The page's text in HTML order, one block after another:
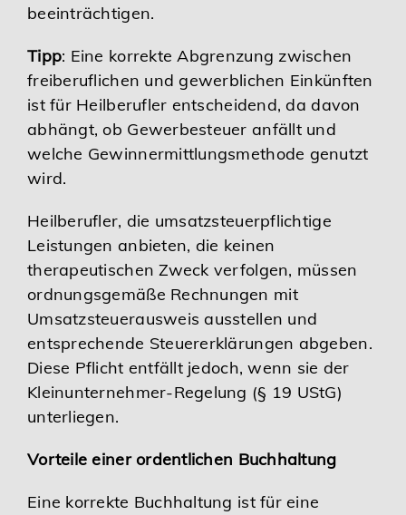
beeinträchtigen.
Tipp: Eine korrekte Abgrenzung zwischen
freiberuflichen und gewerblichen Einkünften
ist für Heilberufler entscheidend, da davon
abhängt, ob Gewerbesteuer anfällt und
welche Gewinnermittlungsmethode genutzt
wird.
Heilberufler, die umsatzsteuerpflichtige
Leistungen anbieten, die keinen
therapeutischen Zweck verfolgen, müssen
ordnungsgemäße Rechnungen mit
Umsatzsteuerausweis ausstellen und
entsprechende Steuererklärungen abgeben.
Diese Pflicht entfällt jedoch, wenn sie der
Kleinunternehmer-Regelung (§ 19 UStG)
unterliegen.
Vorteile einer ordentlichen Buchhaltung
Eine korrekte Buchhaltung ist für eine